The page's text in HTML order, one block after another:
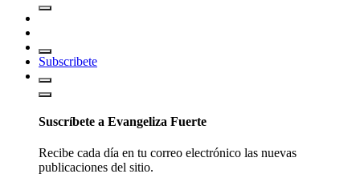
Subscribete
Suscríbete a Evangeliza Fuerte
Recibe cada día en tu correo electrónico las nuevas
publicaciones del sitio.